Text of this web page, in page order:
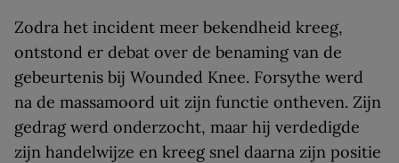
Zodra het incident meer bekendheid kreeg,
ontstond er debat over de benaming van de
gebeurtenis bij Wounded Knee. Forsythe werd
na de massamoord uit zijn functie ontheven. Zijn
gedrag werd onderzocht, maar hij verdedigde
zijn handelwijze en kreeg snel daarna zijn positie